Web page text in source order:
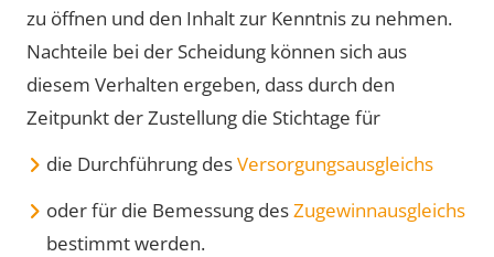
zu öffnen und den Inhalt zur Kenntnis zu nehmen.
Nachteile bei der Scheidung können sich aus
diesem Verhalten ergeben, dass durch den
Zeitpunkt der Zustellung die Stichtage für
die Durchführung desVersorgungsausgleichs
oder für die Bemessung desZugewinnausgleichs
bestimmt werden.